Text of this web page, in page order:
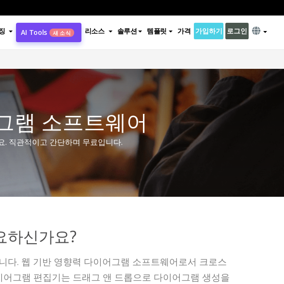
AI Tools 새 소식 리소스 솔루션 템플릿 가격 가입하기 로그인
램 소프트웨어
직관적이고 간단하며 무료입니다.
하신가요?
. 웹 기반 영향력 다이어그램 소프트웨어로서 크로스
그램 편집기는 드래그 앤 드롭으로 다이어그램 생성을